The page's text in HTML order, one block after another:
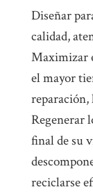
Diseñar
calidad,
Maximizar
el mayor
Regenerar
final de su
reciclarse